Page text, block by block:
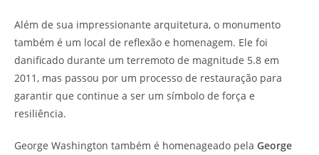
Além de sua impressionante arquitetura, o monumento
também é um local de reflexão e homenagem. Ele foi
danificado durante um terremoto de magnitude 5.8 em
2011, mas passou por um processo de restauração para
garantir que continue a ser um símbolo de força e
resiliência.
George Washington também é homenageado pela George